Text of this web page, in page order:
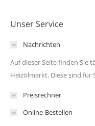
Unser Service
Nachrichten
Auf dieser Seite finden Sie
Heizölmarkt. Diese sind für
Preisrechner
Online-Bestellen